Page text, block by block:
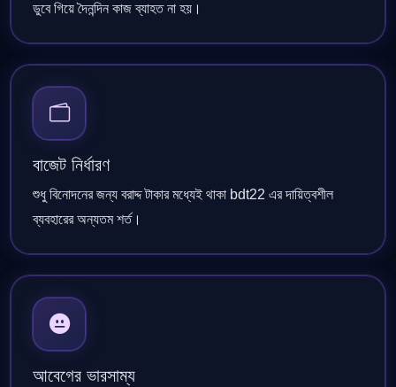
ডুবে গিয়ে দৈনন্দিন কাজ ব্যাহত না হয়।
বাজেট নির্ধারণ
শুধু বিনোদনের জন্য বরাদ্দ টাকার মধ্যেই থাকা bdt22 এর দায়িত্বশীল
ব্যবহারের অন্যতম শর্ত।
আবেগের ভারসাম্য